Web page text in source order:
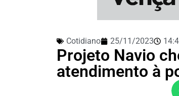
Cotidiano 25/11/2023
Projeto Navio
atendimento à